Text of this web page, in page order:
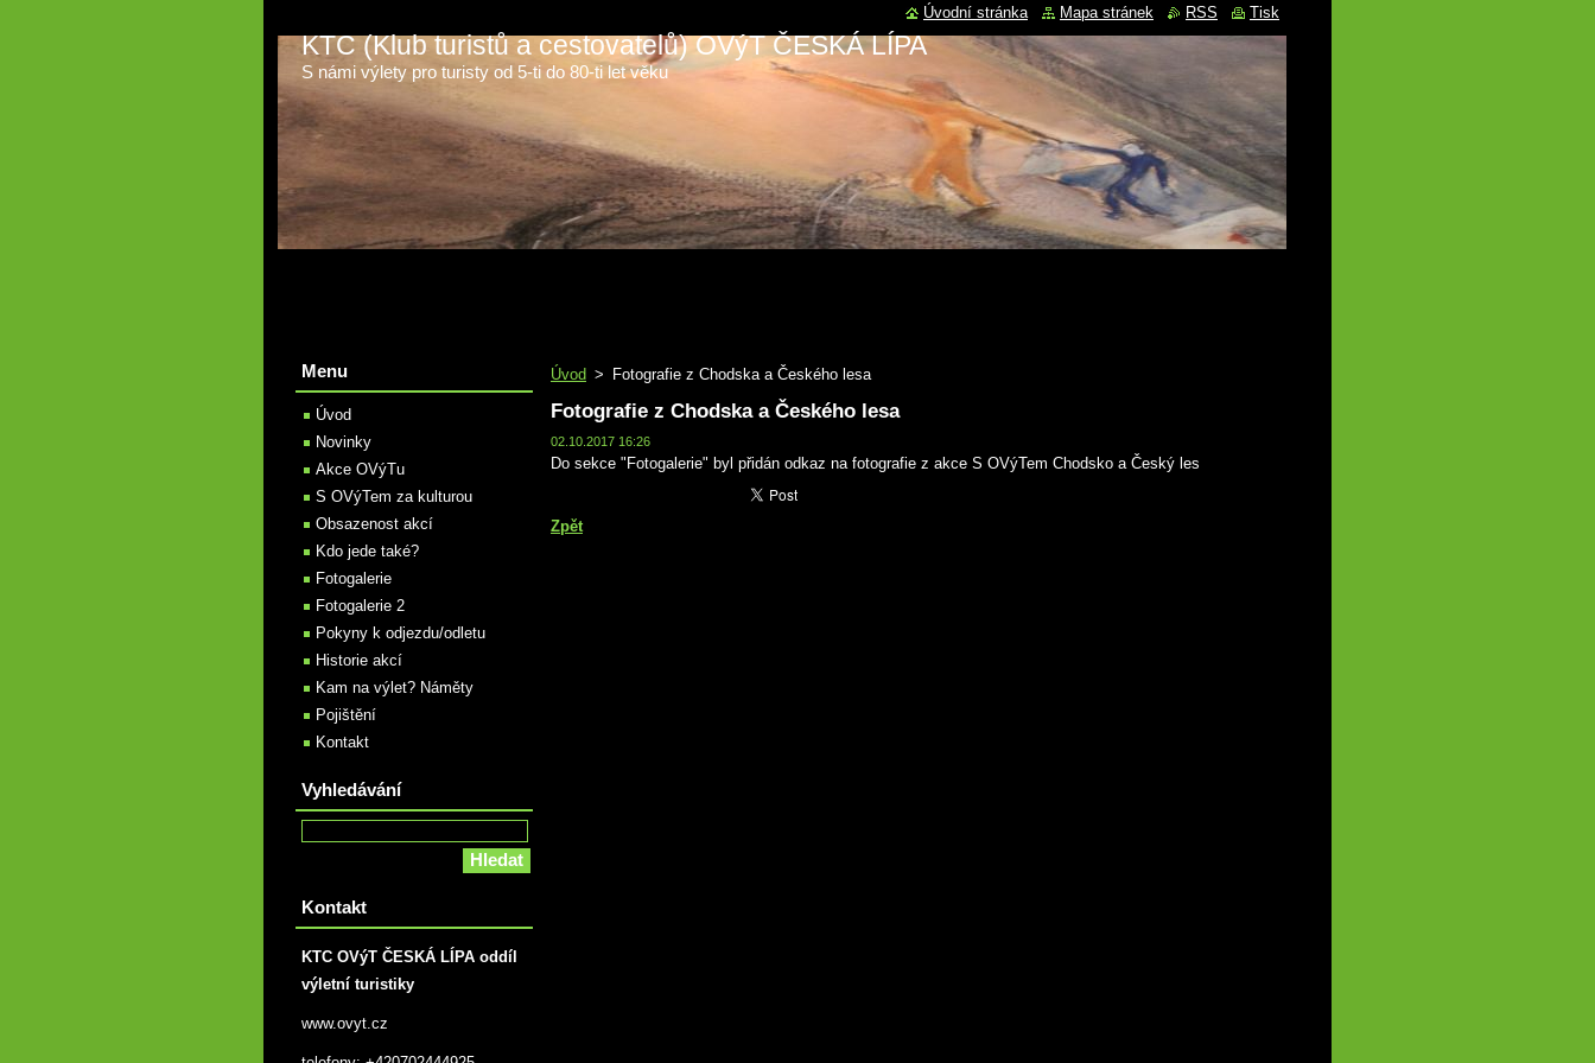
KTC (Klub turistů a cestovatelů) OVýT ČESKÁ LÍPA
S námi výlety pro turisty od 5-ti do 80-ti let věku
Úvod > Fotografie z Chodska a Českého lesa
Fotografie z Chodska a Českého lesa
02.10.2017 16:26
Do sekce "Fotogalerie" byl přidán odkaz na fotografie z akce S OVýTem Chodsko a Český les
Zpět
Menu
Úvod
Novinky
Akce OVýTu
S OVýTem za kulturou
Obsazenost akcí
Kdo jede také?
Fotogalerie
Fotogalerie 2
Pokyny k odjezdu/odletu
Historie akcí
Kam na výlet? Náměty
Pojištění
Kontakt
Vyhledávání
Kontakt
KTC OVýT ČESKÁ LÍPA oddíl
výletní turistiky
www.ovyt.cz
Úvodní stránka Mapa stránek RSS Tisk